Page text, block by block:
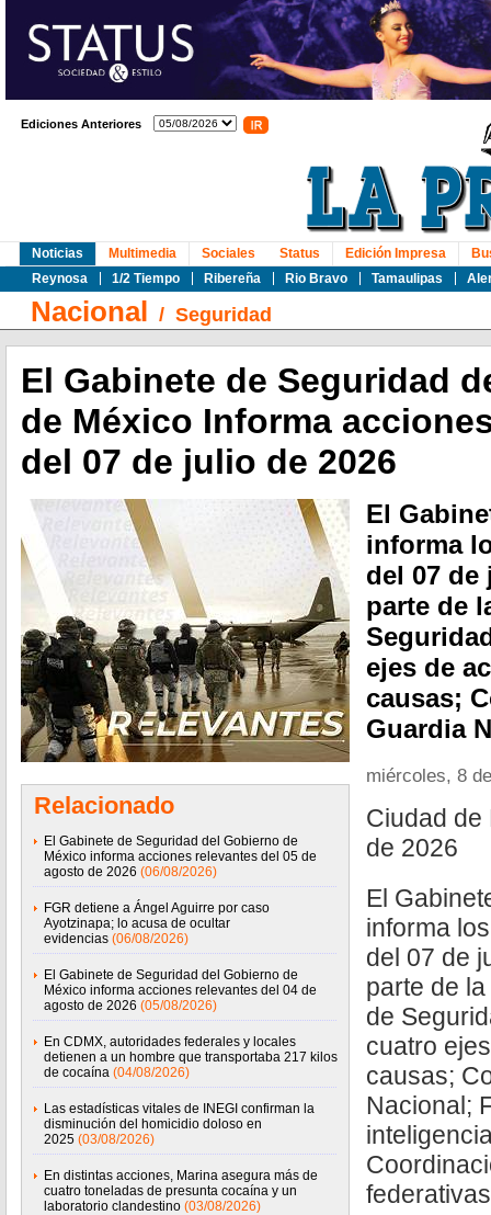
Ediciones Anteriores
Noticias
Reynosa
1/2 Tiempo Ribereña Rio Bravo Tamaulipas
Multimedia Sociales Status Edición Impresa
Nacional / Seguridad
El Gabinete de Seguridad
de México Informa
del 07 de julio de 2026
Relacionado
El Gabinete de Seguridad del Gobierno de
México informa acciones relevantes del 05 de
agosto de 2026 (06/08/2026)
FGR detiene a Ángel Aguirre por caso
Ayotzinapa; lo acusa de ocultar
evidencias (06/08/2026)
El Gabinete de Seguridad del Gobierno de
México informa acciones relevantes del 04 de
agosto de 2026 (05/08/2026)
En CDMX, autoridades federales y locales
detienen a un hombre que transportaba 217 kilos
de cocaína (04/08/2026)
Las estadísticas vitales de INEGI confirman la
disminución del homicidio doloso en
2025 (03/08/2026)
En distintas acciones, Marina asegura más de
cuatro toneladas de presunta cocaína y un
laboratorio clandestino (03/08/2026)
El
informa
del 07 de
parte de
ejes de
causas;
Guardia
miércoles, 8
Ciudad de
de 2026
El
informa
del 07 de
parte de
de
cuatro
causas;
Nacional;